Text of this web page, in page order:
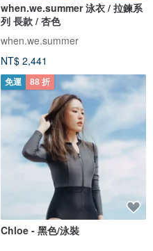
when.we.summer 泳衣 / 拉鍊系
列 長款 / 杏色
when.we.summer
NT$ 2,441
免運 88 折
Chloe - 黑色/泳裝